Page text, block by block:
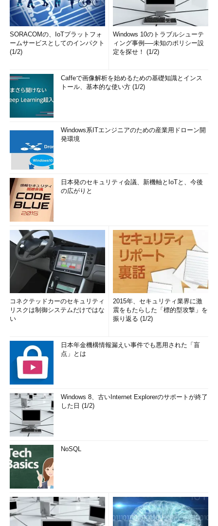
SORACOMの、IoTプラットフォ
ームサービスとしてのインパクト
(1/2)
Windows 10のトラブルシューテ
ィング事例──未知のポリシー設
定を探せ！ (1/2)
Caffeで画像解析を始めるための基礎知識とインス
トール、基本的な使い方 (1/2)
Windows系ITエンジニアのための産業用ドローン開
発環境
日本発のセキュリティ会議、新機軸とIoTと、今後
の広がりと
コネクテッドカーのセキュリティ
リスクは制御システムだけではな
い
2015年、セキュリティ業界に激
震をもたらした「標的型攻撃」を
振り返る (1/2)
日本年金機構情報漏えい事件でも悪用された「盲
点」とは
Windows 8、古いInternet Explorerのサポートが終了
した日 (1/2)
NoSQL